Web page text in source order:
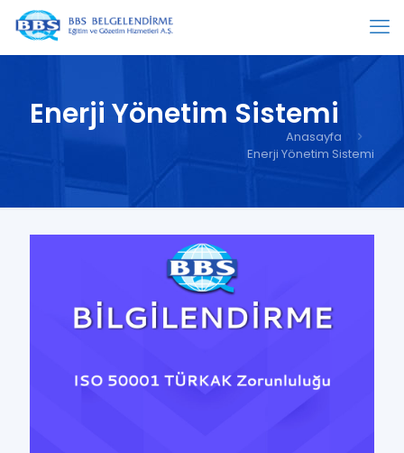
Enerji Yönetim Sistemi
Anasayfa
Enerji Yönetim Sistemi